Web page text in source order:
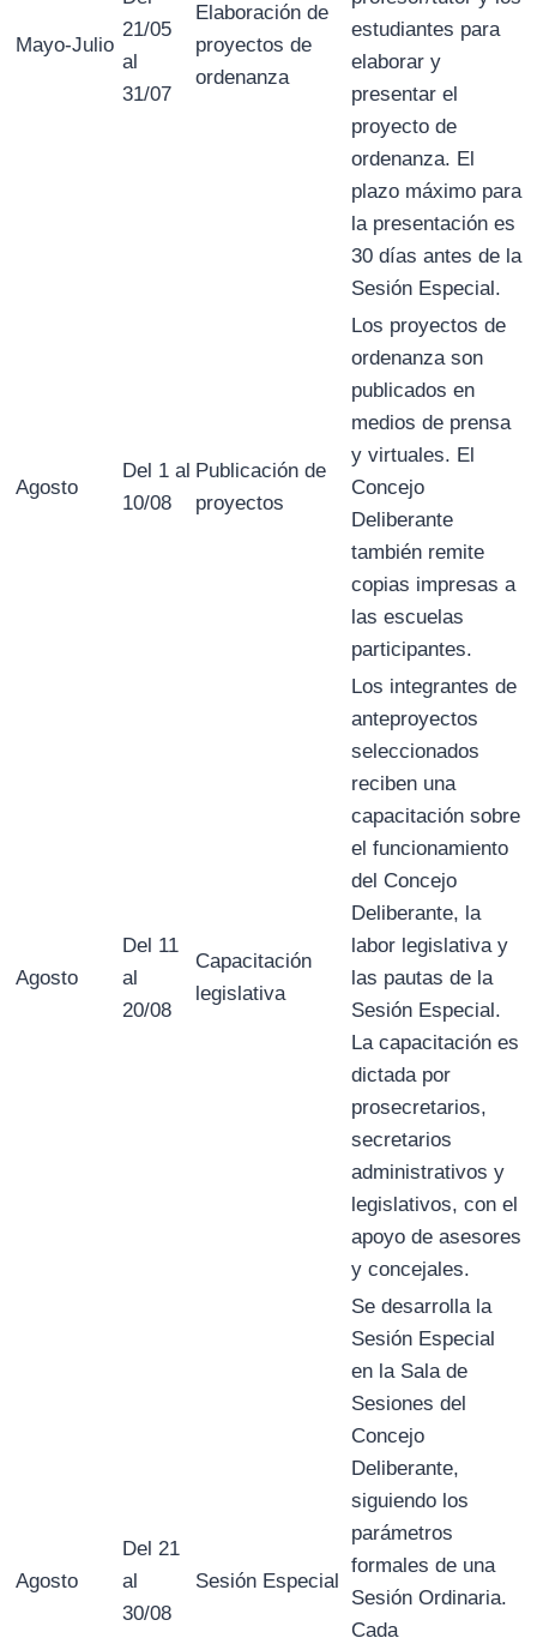
Mayo-Julio
21/05
al
31/07
Elaboración de
proyectos de
ordenanza
estudiantes para
elaborar y
presentar el
proyecto de
ordenanza. El
plazo máximo para
la presentación es
30 días antes de la
Sesión Especial.
Agosto
Del 1 al
10/08
Publicación de
proyectos
Los proyectos de
ordenanza son
publicados en
medios de prensa
y virtuales. El
Concejo
Deliberante
también remite
copias impresas a
las escuelas
participantes.
Agosto
Del 11
al
20/08
Capacitación
legislativa
Los integrantes de
anteproyectos
seleccionados
reciben una
capacitación sobre
el funcionamiento
del Concejo
Deliberante, la
labor legislativa y
las pautas de la
Sesión Especial.
La capacitación es
dictada por
prosecretarios,
secretarios
administrativos y
legislativos, con el
apoyo de asesores
y concejales.
Agosto
Del 21
al
30/08
Sesión Especial
Se desarrolla la
Sesión Especial
en la Sala de
Sesiones del
Concejo
Deliberante,
siguiendo los
parámetros
formales de una
Sesión Ordinaria.
Cada